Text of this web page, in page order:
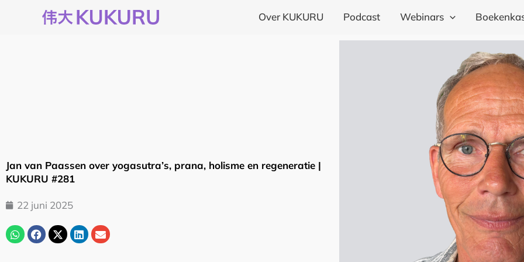
Over KUKURU Podcast Webinars
Jan van Paassen over yogasutra’s, prana, holisme en regeneratie |
KUKURU #281
22 juni 2025